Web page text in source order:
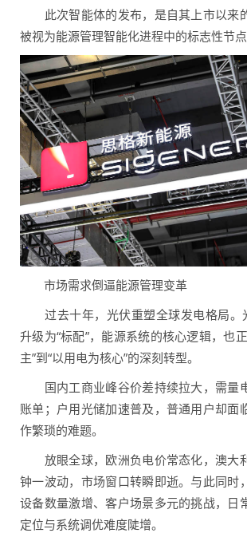
此次智能体的发布，是自其上市以来
被视为能源管理智能化进程中的标志性节点
市场需求倒逼能源管理变革
过去十年，光伏重塑全球发电格局。
升级为“标配”，能源系统的核心逻辑，也
主”到“以用电为核心”的深刻转型。
国内工商业峰谷价差持续拉大，需量
账单；户用光储加速普及，普通用户却面
作繁琐的难题。
放眼全球，欧洲负电价常态化，澳大
钟一波动，市场窗口转瞬即逝。与此同时
设备数量激增、客户场景多元的挑战，日
定位与系统调优难度陡增。